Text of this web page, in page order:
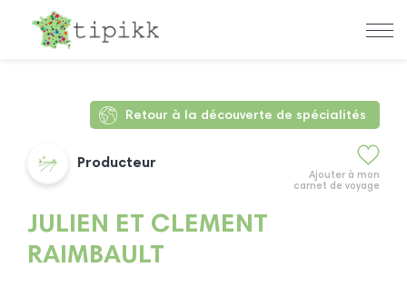
Retour à la découverte de spécialités
Ajouter à mon
carnet de voyage
Producteur
JULIEN ET CLEMENT
RAIMBAULT